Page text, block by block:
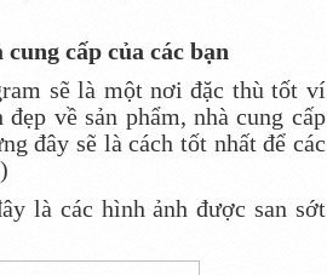
cấp của các bạn
sẽ là một nơi đặc thù tốt ví
về sản phẩm, nhà cung cấp
đây sẽ là cách tốt nhất để các
là các hình ảnh được san sớt